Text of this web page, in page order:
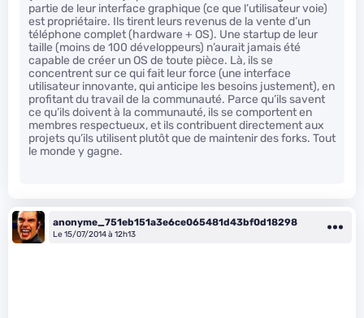
partie de leur interface graphique (ce que l’utilisateur voie)
est propriétaire. Ils tirent leurs revenus de la vente d’un
téléphone complet (hardware + OS). Une startup de leur
taille (moins de 100 développeurs) n’aurait jamais été
capable de créer un OS de toute pièce. Là, ils se
concentrent sur ce qui fait leur force (une interface
utilisateur innovante, qui anticipe les besoins justement), en
profitant du travail de la communauté. Parce qu’ils savent
ce qu’ils doivent à la communauté, ils se comportent en
membres respectueux, et ils contribuent directement aux
projets qu’ils utilisent plutôt que de maintenir des forks. Tout
le monde y gagne.
anonyme_751eb151a3e6ce065481d43bf0d18298
Le 15/07/2014 à 12h13